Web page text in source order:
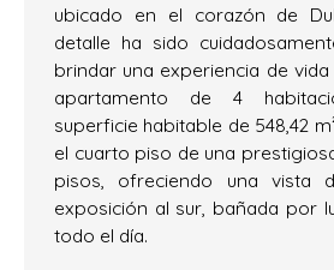
ubicado en el corazón de
detalle ha sido
brindar una experiencia de vida
apartamento de 4
superficie habitable de 548,42
el cuarto piso de una
pisos, ofreciendo una vista
exposición al sur, bañada por
todo el día.